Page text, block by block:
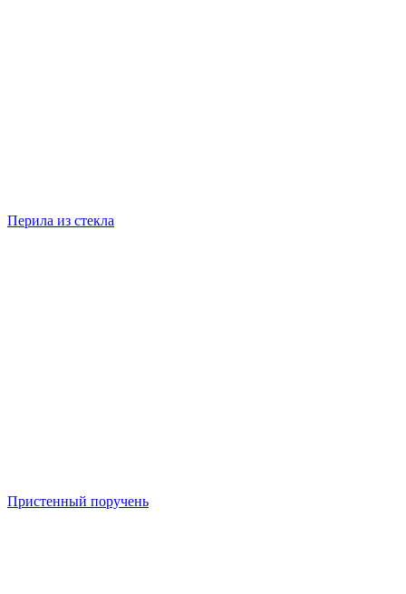
Перила из стекла
Пристенный поручень